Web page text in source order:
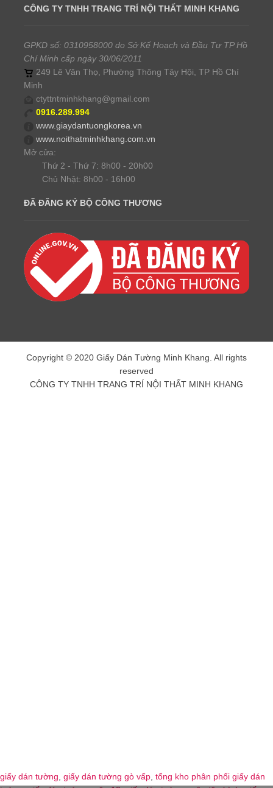
CÔNG TY TNHH TRANG TRÍ NỘI THẤT MINH KHANG
GPKD số: 0310958000 do Sở Kế Hoạch và Đầu Tư TP Hồ
Chí Minh cấp ngày 30/06/2011
249 Lê Văn Thọ, Phường Thông Tây Hội, TP Hồ Chí
Minh
ctyttntminhkhang@gmail.com
0916.289.994
www.giaydantuongkorea.vn
www.noithatminhkhang.com.vn
Mở cửa:
Thứ 2 - Thứ 7: 8h00 - 20h00
Chủ Nhật: 8h00 - 16h00
ĐÃ ĐĂNG KÝ BỘ CÔNG THƯƠNG
Copyright © 2020 Giấy Dán Tường Minh Khang. All rights
reserved
CÔNG TY TNHH TRANG TRÍ NỘI THẤT MINH KHANG
giấy dán tường, giấy dán tường gò vấp, tổng kho phân phối giấy dán